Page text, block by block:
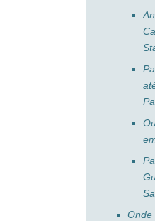
Onde